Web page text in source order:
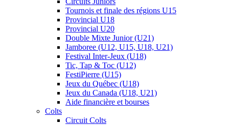
Tournois et finale des régions U15
Provincial U18
Provincial U20
Double Mixte Junior (U21)
Jamboree (U12, U15, U18, U21)
Festival Inter-Jeux (U18)
Tic, Tap & Toc (U12)
FestiPierre (U15)
Jeux du Québec (U18)
Jeux du Canada (U18, U21)
Aide financière et bourses
Colts
Circuit Colts